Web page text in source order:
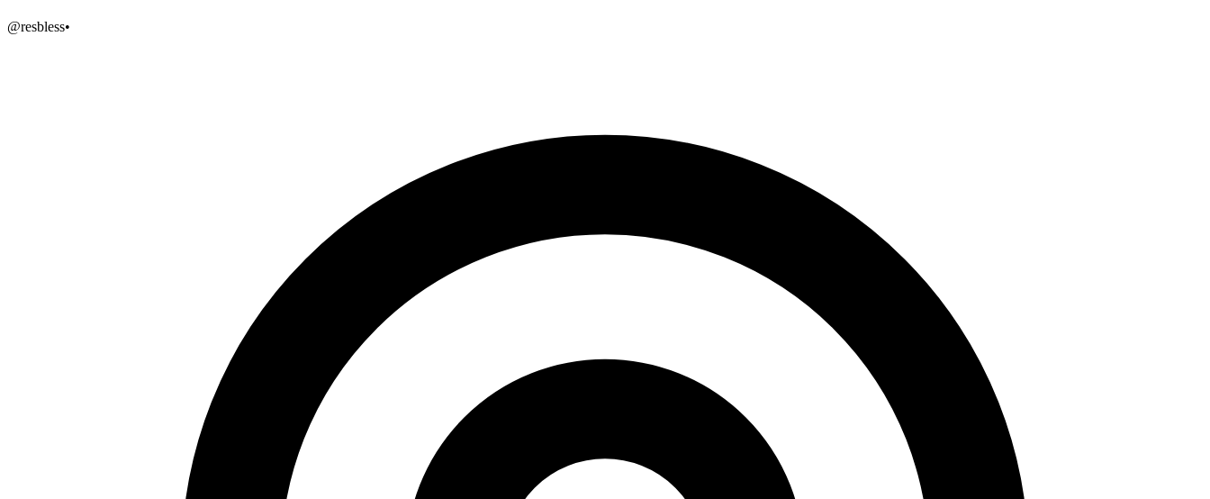
@resbless•